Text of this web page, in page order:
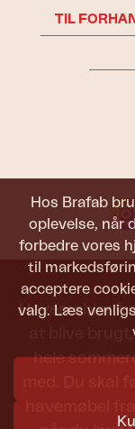
Hos Brafab
oplevelse, når
forbedre vores
til
acceptere
valg. Læs
TIL
Havemøbler
at blive
hele
med. Du skal